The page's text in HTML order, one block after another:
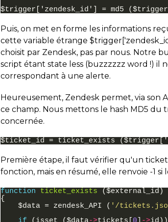
Puis, on met en forme les informations
cette variable étrange
choisit par Zendesk, pas par nous. Notre
script étant state less (buzzzzzz word !)
correspondant à une alerte.
Heureusement, Zendesk permet, via
ce champ. Nous mettons le hash MD5 du
concernée.
Première étape, il faut vérifier qu'un
fonction, mais en résumé, elle renvoie -1
function ticket_exists ($external_id )
{
$data = zendesk_API ( '/